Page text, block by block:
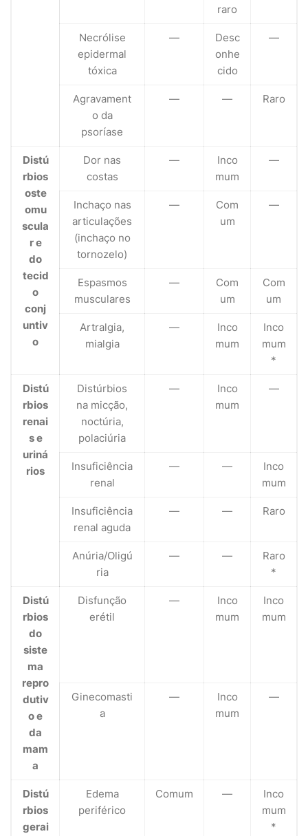
raro
Necrólise
epidermal
tóxica
—
Desc
onhe
cido
—
Agravament
o da
psoríase
— — Raro
Distú
rbios
oste
omu
scula
r e
do
tecid
o
conj
untiv
o
Dor nas
costas
—
Inco
mum
—
Inchaço nas
articulações
(inchaço no
tornozelo)
—
Com
um
—
Espasmos
musculares
—
Com
um
Com
um
Artralgia,
mialgia
—
Inco
mum
Inco
mum
*
Distú
rbios
renai
s e
uriná
rios
Distúrbios
na micção,
noctúria,
polaciúria
—
Inco
mum
—
Insuficiência
renal
— —
Inco
mum
Insuficiência
renal aguda
— — Raro
Anúria/Oligú
ria
— —
Raro
*
Distú
rbios
do
siste
ma
repro
dutiv
o e
da
mam
a
Disfunção
erétil
—
Inco
mum
Inco
mum
Ginecomasti
a
—
Inco
mum
—
Distú
rbios
gerai
Edema
periférico
Comum —
Inco
mum
*